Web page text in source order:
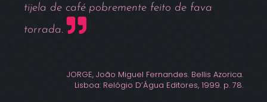
tijela de café pobremente feito de fava
torrada.
JORGE, João Miguel Fernandes. Bellis Azorica.
Lisboa: Relógio D’Água Editores, 1999. p. 78.